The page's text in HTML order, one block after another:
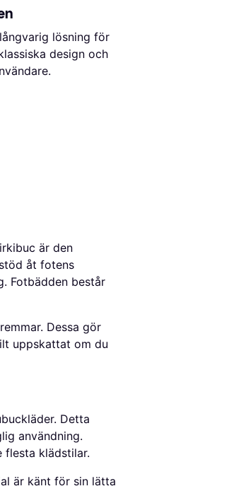
lösning för
design och
är den
åt fotens
Fotbädden består
Dessa gör
uppskattat om du
Detta
användning.
flesta klädstilar.
är känt för sin lätta